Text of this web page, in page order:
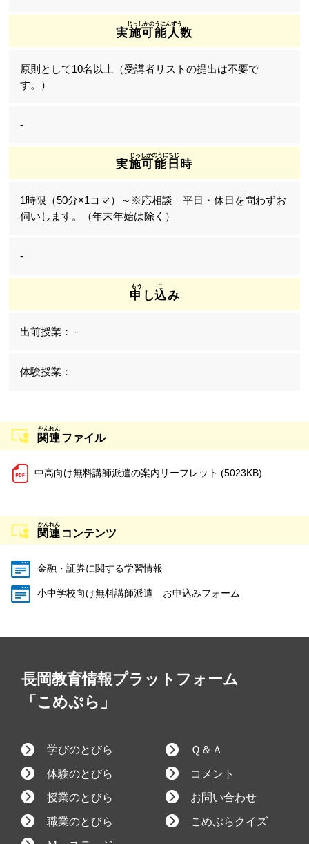
実施可能人数
原則として10名以上（受講者リストの提出は不要で
す。）
-
実施可能日時
1時限（50分×1コマ）～※応相談 平日・休日を問わずお
伺いします。（年末年始は除く）
-
申 し込み
-
関連ファイル
中高向け無料講師派遣の案内リーフレット (5023KB)
関連 コンテンツ
金融・証券に関する学習情報
小中学校向け無料講師派遣 お申込みフォーム
長岡教育情報プラットフォーム
「こめぷら」
学びのとびら
体験のとびら
授業のとびら
職業のとびら
Ｑ＆Ａ
コメント
お問い合わせ
こめぷらクイズ